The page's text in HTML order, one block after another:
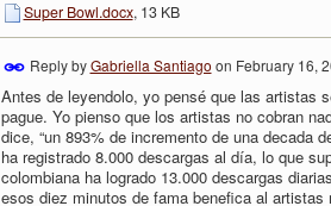
Super Bowl.docx, 13 KB
Reply byGabriella Santiago on February 16,
Antes de leyendolo, yo pensé que las artistas
pague. Yo pienso que los artistas no cobran
dice, “un 893% de incremento de una decada
ha registrado 8.000 descargas al día, lo que
colombiana ha logrado 13.000 descargas
esos diez minutos de fama benefica al